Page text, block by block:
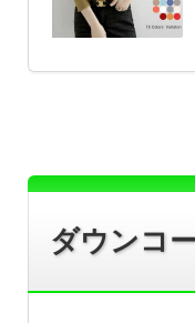
ダウンコ